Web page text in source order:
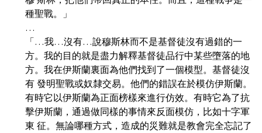
種聖戰。」
…
「…我…沒有…說穆斯林而不是基督徒沒有過錯的一
方。我的目的就是盡力解釋基督徒品行中某些墮落的地
方。我在伊斯蘭裏面為他們找到了一個模型。基督徒沒
有 發明聖戰或奴隸交易。他們的錯誤在於模仿伊斯蘭。
有時它以伊斯蘭為正面榜樣來進行仿效。有時它為了抗
擊伊斯蘭，通過做同樣的事情來反面模仿，比如十字軍
東 征。無論哪種方式，造成的災難就是教會完全忘記了